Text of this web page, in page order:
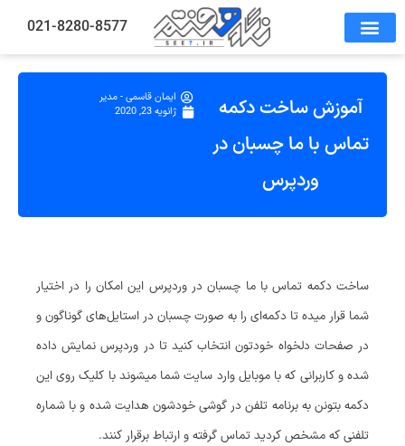
021-8280-8577
آموزش ساخت دکمه
تماس با ما چسبان در
وردپرس
ایمان قاسمی - مدیر
ژانویه 23, 2020
ساخت دکمه تماس با ما چسبان در وردپرس این امکان را در اختیار
شما قرار میده تا دکمه‌ای را به صورت چسبان در استایل‌های گوناگون و
در صفحات دلخواه خودتون انتخاب کنید تا در وردپرس نمایش داده
شده و کاربرانی که با موبایل وارد سایت شما میشوند با کلیک روی این
دکمه بتونن به برنامه تلفن در گوشی خودشون هدایت شده و با شماره
تلفنی که مشخص کردید تماس گرفته و ارتباط برقرار کنند.